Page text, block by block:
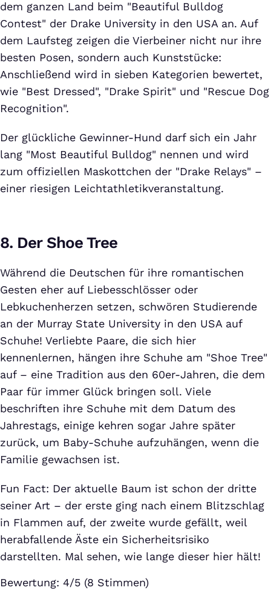
dem ganzen Land beim "Beautiful Bulldog
Contest" der Drake University in den USA an. Auf
dem Laufsteg zeigen die Vierbeiner nicht nur ihre
besten Posen, sondern auch Kunststücke:
Anschließend wird in sieben Kategorien bewertet,
wie "Best Dressed", "Drake Spirit" und "Rescue Dog
Recognition".
Der glückliche Gewinner-Hund darf sich ein Jahr
lang "Most Beautiful Bulldog" nennen und wird
zum offiziellen Maskottchen der "Drake Relays" –
einer riesigen Leichtathletikveranstaltung.
8. Der Shoe Tree
Während die Deutschen für ihre romantischen
Gesten eher auf Liebesschlösser oder
Lebkuchenherzen setzen, schwören Studierende
an der Murray State University in den USA auf
Schuhe! Verliebte Paare, die sich hier
kennenlernen, hängen ihre Schuhe am "Shoe Tree"
auf – eine Tradition aus den 60er-Jahren, die dem
Paar für immer Glück bringen soll. Viele
beschriften ihre Schuhe mit dem Datum des
Jahrestags, einige kehren sogar Jahre später
zurück, um Baby-Schuhe aufzuhängen, wenn die
Familie gewachsen ist.
Fun Fact: Der aktuelle Baum ist schon der dritte
seiner Art – der erste ging nach einem Blitzschlag
in Flammen auf, der zweite wurde gefällt, weil
herabfallende Äste ein Sicherheitsrisiko
darstellten. Mal sehen, wie lange dieser hier hält!
Bewertung: 4/5 (8 Stimmen)